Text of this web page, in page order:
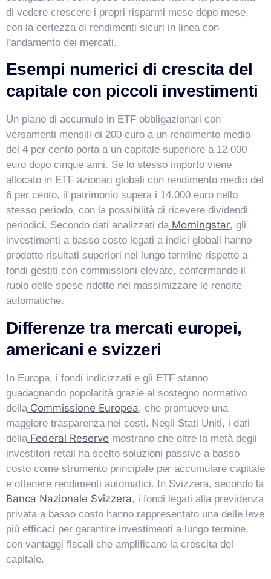
di vedere crescere i propri risparmi mese dopo mese,
con la certezza di rendimenti sicuri in linea con
l’andamento dei mercati.
Esempi numerici di crescita del
capitale con piccoli investimenti
Un piano di accumulo in ETF obbligazionari con
versamenti mensili di 200 euro a un rendimento medio
del 4 per cento porta a un capitale superiore a 12.000
euro dopo cinque anni. Se lo stesso importo viene
allocato in ETF azionari globali con rendimento medio del
6 per cento, il patrimonio supera i 14.000 euro nello
stesso periodo, con la possibilità di ricevere dividendi
periodici. Secondo dati analizzati da Morningstar, gli
investimenti a basso costo legati a indici globali hanno
prodotto risultati superiori nel lungo termine rispetto a
fondi gestiti con commissioni elevate, confermando il
ruolo delle spese ridotte nel massimizzare le rendite
automatiche.
Differenze tra mercati europei,
americani e svizzeri
In Europa, i fondi indicizzati e gli ETF stanno
guadagnando popolarità grazie al sostegno normativo
della Commissione Europea, che promuove una
maggiore trasparenza nei costi. Negli Stati Uniti, i dati
della Federal Reserve mostrano che oltre la metà degli
investitori retail ha scelto soluzioni passive a basso
costo come strumento principale per accumulare capitale
e ottenere rendimenti automatici. In Svizzera, secondo la
Banca Nazionale Svizzera, i fondi legati alla previdenza
privata a basso costo hanno rappresentato una delle leve
più efficaci per garantire investimenti a lungo termine,
con vantaggi fiscali che amplificano la crescita del
capitale.